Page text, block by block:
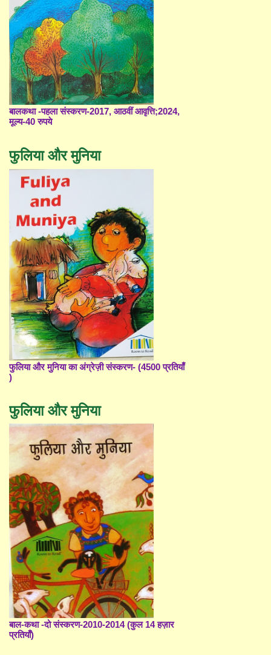
बालकथा -पहला संस्करण-2017, आठवीं आवृत्ति;2024,
मूल्य-40 रुपये
फुलिया और मुनिया
फुलिया और मुनिया का अंग्रेज़ी संस्करण- (4500 प्रतियाँ
)
फुलिया और मुनिया
बाल-कथा -दो संस्करण-2010-2014 (कुल 14 हज़ार
प्रतियाँ)